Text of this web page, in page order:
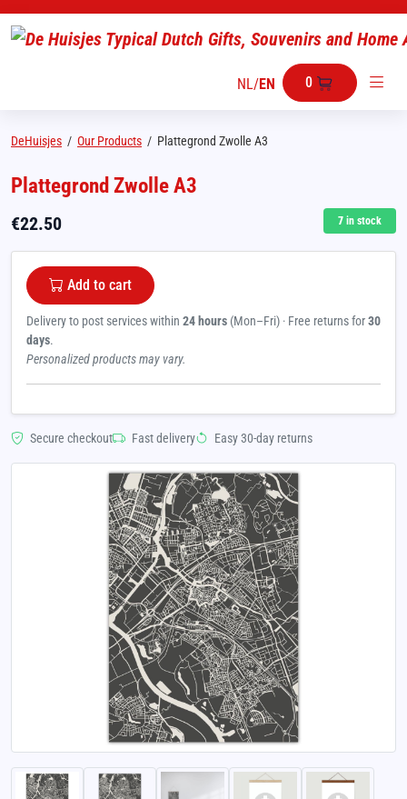
NL/EN 0
DeHuisjes / Our Products / Plattegrond Zwolle A3
Plattegrond Zwolle A3
€22.50 7 in stock
Add to cart
Delivery to post services within 24 hours (Mon–Fri) · Free returns for30
days.
Personalized products may vary.
Secure checkout Fast delivery Easy 30-day returns